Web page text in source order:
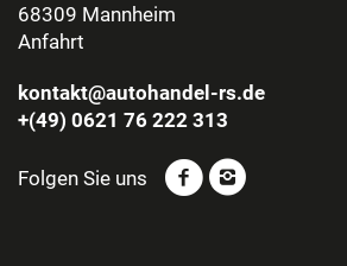
68309 Mannheim
Anfahrt
kontakt@autohandel-rs.de
+(49) 0621 76 222 313
Folgen Sie uns